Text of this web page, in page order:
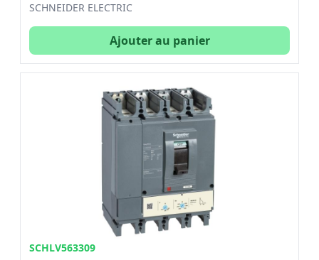
SCHNEIDER ELECTRIC
Ajouter au panier
SCHLV563309